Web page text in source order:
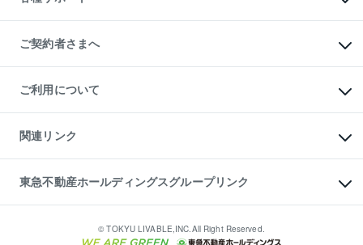
不動産なんでもネット相談室
住まいの税金
不動産小口投資
LEGACIA（レガシア）
アセットマネジメント・出資
相続サポート
リフォームサポート
ご契約者さまへ
ご紹介・再契約特典
入居者様専用-各種ご案内（賃貸）
東急こすもす会「こすもすWeb」
ご利用について
金融商品取引について
東急リバブル ソーシャルメディアポリシー
ご意見・お問い合わせ（金融商品取引専用の相談・お問い合わせ窓口）
ダイレクトメール（郵送物）・Eメールなどの送付停止について
関連リンク
これからご結婚される方に東急百貨店のブライダルクラブ
人材サービスのご用命は 東急リバブルスタッフ株式会社まで
東北の逸品を贈ります 東北すぐれものセレクション
東急不動産ホールディングスグループリンク
東急コミュニティー© TOKYU LIVABLE,INC.All Right Reserved.